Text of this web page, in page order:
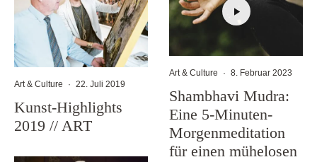
Art & Culture · 22. Juli 2019
Kunst-Highlights
2019 // ART
Art & Culture · 8. Februar 2023
Shambhavi Mudra:
Eine 5-Minuten-
Morgenmeditation
für einen mühelosen